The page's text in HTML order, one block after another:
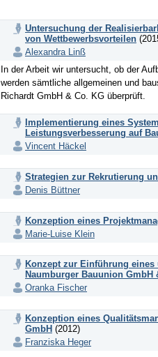
Untersuchung der
von Wettbewerbsvorteilen
Alexandra Linß
In der Arbeit wir untersucht, ob der
werden sämtliche allgemeinen und
Richardt GmbH & Co. KG überprüft.
Implementierung eines
Leistungsverbesserung auf
Vincent Häckel
Strategien zur Rekrutierung
Denis Büttner
Konzeption eines
Marie-Luise Klein
Konzept zur Einführung eines
Naumburger Bauunion
Oranka Fischer
Konzeption eines
GmbH (2012)
Franziska Heger